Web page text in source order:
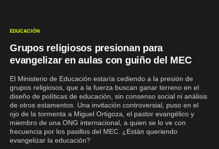
EDUCACIÓN
Grupos religiosos presionan para
evangelizar en aulas con guiño del MEC
El Ministerio de Educación estaría cediendo a la presión de
grupos religiosos, que a la fuerza buscan ganar terreno en el
diseño de políticas de educación, sin consenso social ni análisis
de otros estamentos. Una invitación controversial, puso en el
ojo de la tormenta a Miguel Ortigoza, el pastor evangélico y
miembro de una ONG internacional, a quien se lo ve con
frecuencia por los pasillos del MEC. ¿Están queriendo
evangelizar la educación?